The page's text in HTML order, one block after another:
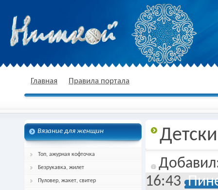
спицами, схема и описание
Главная Правила портала
Вязание для женщин
Топ, ажурная кофточка
Безрукавка, жилет
Пуловер, жакет, свитер
16:43